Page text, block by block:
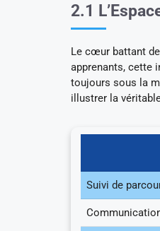
2.1
Le cœur battant
apprenants, cette
toujours sous la
illustrer la
Suivi de